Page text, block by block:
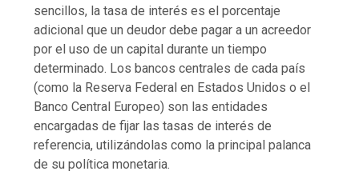
sencillos, la tasa de interés es el porcentaje
adicional que un deudor debe pagar a un acreedor
por el uso de un capital durante un tiempo
determinado. Los bancos centrales de cada país
(como la Reserva Federal en Estados Unidos o el
Banco Central Europeo) son las entidades
encargadas de fijar las tasas de interés de
referencia, utilizándolas como la principal palanca
de su política monetaria.